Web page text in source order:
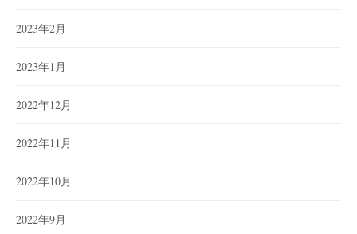
2023年2月
2023年1月
2022年12月
2022年11月
2022年10月
2022年9月